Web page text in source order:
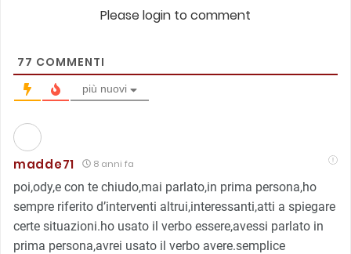
Please login to comment
77 COMMENTI
più nuovi
madde71 8 anni fa
poi,ody,e con te chiudo,mai parlato,in prima persona,ho
sempre riferito d’interventi altrui,interessanti,atti a spiegare
certe situazioni.ho usato il verbo essere,avessi parlato in
prima persona,avrei usato il verbo avere.semplice